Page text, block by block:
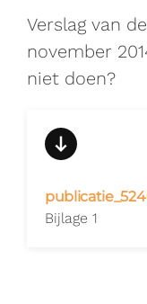
Verslag van
november
niet doen?
Bijlage 1